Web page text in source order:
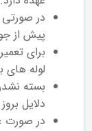
در صورتی
پیش از
برای
لوله های
بسته
دلایل
در صورت